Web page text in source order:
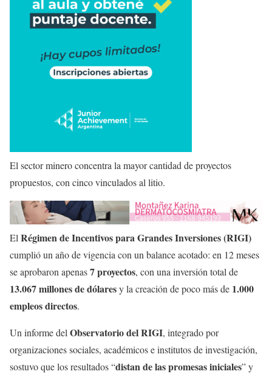
El sector minero concentra la mayor cantidad de proyectos
propuestos, con cinco vinculados al litio.
El Régimen de Incentivos para Grandes Inversiones (RIGI)
cumplió un año de vigencia con un balance acotado: en 12 meses
se aprobaron apenas7 proyectos, con una inversión total de
13.067 millones de dólaresy la creación de poco más de 1.000
empleos directos.
Un informe del Observatorio del RIGI, integrado por
organizaciones sociales, académicos e institutos de investigación,
sostuvo que los resultados “distan de las promesas iniciales” y